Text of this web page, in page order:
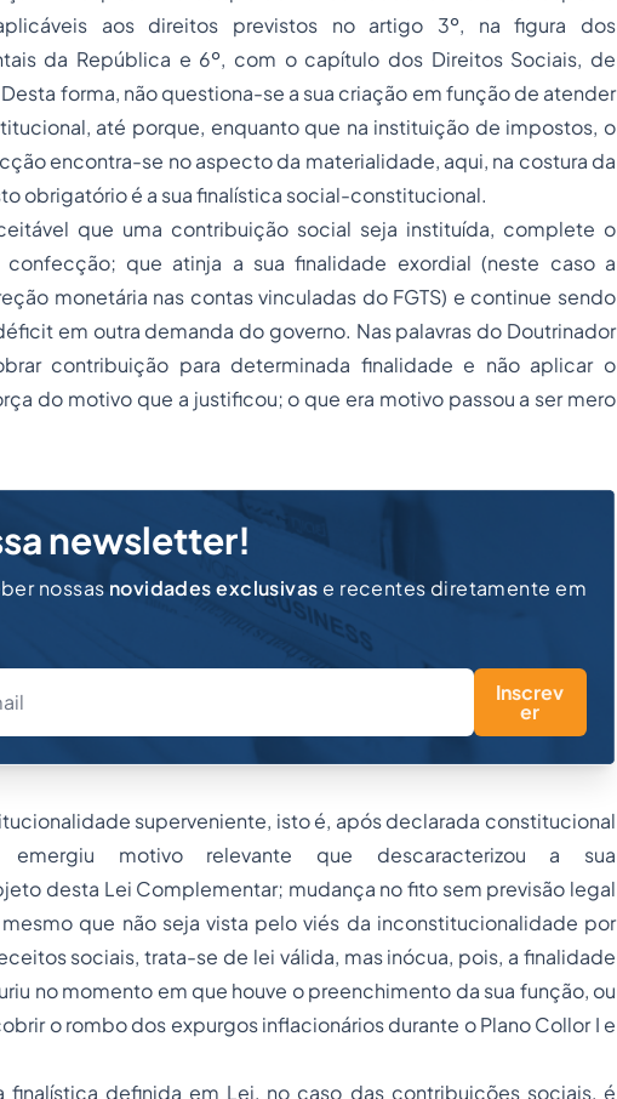
aos direitos previstos no artigo 3º, na figura dos
da República e 6º, com o capítulo dos Direitos Sociais, de
forma, não questiona-se a sua criação em função de atender
até porque, enquanto que na instituição de impostos, o
encontra-se no aspecto da materialidade, aqui, na costura da
obrigatório é a sua finalística social-constitucional.
que uma contribuição social seja instituída, complete o
que atinja a sua finalidade exordial (neste caso a
monetária nas contas vinculadas do FGTS) e continue sendo
em outra demanda do governo. Nas palavras do Doutrinador
contribuição para determinada finalidade e não aplicar o
do motivo que a justificou; o que era motivo passou a ser mero
newsletter!
nossasnovidades exclusivas e recentes diretamente em
Inscrev
er
superveniente, isto é, após declarada constitucional
emergiu motivo relevante que descaracterizou a sua
desta Lei Complementar; mudança no fito sem previsão legal
que não seja vista pelo viés da inconstitucionalidade por
sociais, trata-se de lei válida, mas inócua, pois, a finalidade
no momento em que houve o preenchimento da sua função, ou
o rombo dos expurgos inflacionários durante o Plano Collor I e
finalística definida em Lei, no caso das contribuições sociais, é